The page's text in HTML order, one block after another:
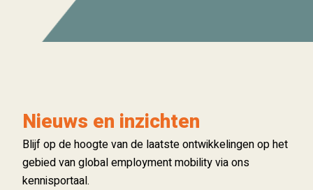
Nieuws en inzichten
Blijf op de hoogte van de laatste ontwikkelingen op het
gebied van global employment mobility via ons
kennisportaal.